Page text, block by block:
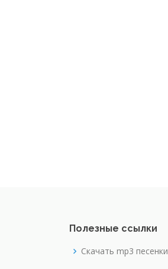
Полезные ссылки
Скачать mp3 песенки